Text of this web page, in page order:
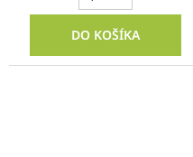
DO KOŠÍKA